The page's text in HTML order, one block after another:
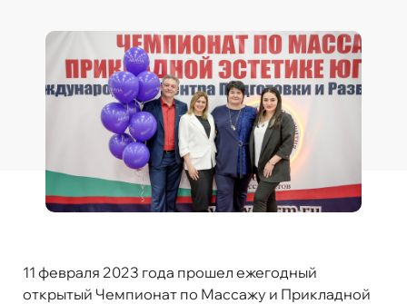
11 февраля 2023 года прошел ежегодный
открытый Чемпионат по Массажу и Прикладной